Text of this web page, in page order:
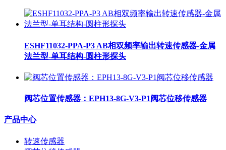
ESHF11032-PPA-P3 AB相双频率输出转速传感器-金属
法兰型-单耳结构-圆柱形探头
阀芯位置传感器：EPH13-8G-V3-P1阀芯位移传感器
产品中心
转速传感器